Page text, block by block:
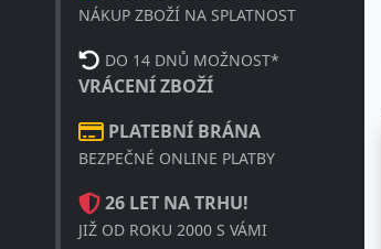
NÁKUP ZBOŽÍ NA SPLATNOST
DO 14 DNŮ MOŽNOST*
VRÁCENÍ ZBOŽÍ
PLATEBNÍ BRÁNA
BEZPEČNÉ ONLINE PLATBY
26 LET NA TRHU!
JIŽ OD ROKU 2000 S VÁMI